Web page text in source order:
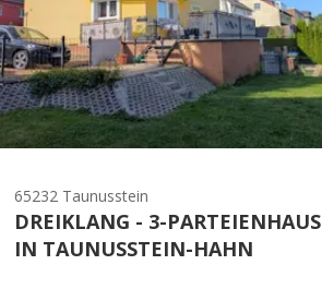
65232 Taunusstein
DREIKLANG - 3-PARTEIENHAUS
IN TAUNUSSTEIN-HAHN